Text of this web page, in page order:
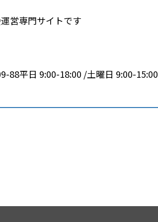
営専門サイトです
88平日 9:00-18:00 /土曜日 9:00-15:00